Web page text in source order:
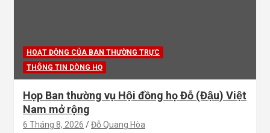
HOẠT ĐỘNG CỦA BAN THƯỜNG TRỰC
THÔNG TIN DÒNG HỌ
Họp Ban thường vụ Hội đồng họ Đỗ (Đậu) Việt
Nam mở rộng
6 Tháng 8, 2026 Đỗ Quang Hòa